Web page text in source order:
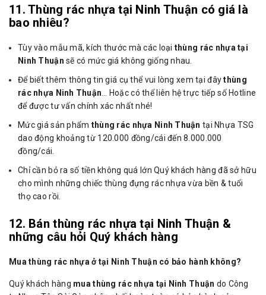
11. Thùng rác nhựa tại Ninh Thuận có giá là
bao nhiêu?
Tùy vào mẫu mã, kích thước mà các loại thùng rác nhựa tại
Ninh Thuận sẽ có mức giá không giống nhau.
Để biết thêm thông tin giá cụ thể vui lòng xem tại đâythùng
rác nhựa Ninh Thuận … Hoặc có thể liên hệ trực tiếp số Hotline
để được tư vấn chính xác nhất nhé!
Mức giá sản phẩm thùng rác nhựa Ninh Thuận tại Nhựa TSG
dao động khoảng từ 120.000 đồng/cái đến 8.000.000
đồng/cái.
Chỉ cần bỏ ra số tiền không quá lớn Quý khách hàng đã sở hữu
cho mình những chiếc thùng đựng rác nhựa vừa bền & tuổi
thọ cao rồi.
12. Bán thùng rác nhựa tại Ninh Thuận &
những câu hỏi Quý khách hàng
Mua thùng rác nhựa ở tại Ninh Thuận có bảo hành không?
Quý khách hàng mua thùng rác nhựa tại Ninh Thuận do Công